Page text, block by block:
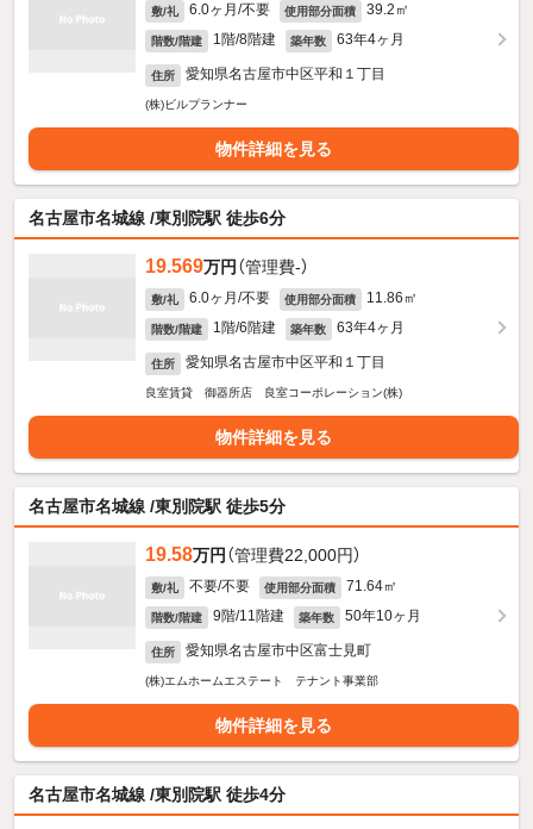
敷/礼 6.0ヶ月/不要 使用部分面積 39.2㎡
階数/階建 1階/8階建 築年数 63年4ヶ月
住所 愛知県名古屋市中区平和１丁目
(株)ビルプランナー
物件詳細を見る
名古屋市名城線 /東別院駅 徒歩6分
19.569万円 （管理費-）
敷/礼 6.0ヶ月/不要 使用部分面積 11.86㎡
階数/階建 1階/6階建 築年数 63年4ヶ月
住所 愛知県名古屋市中区平和１丁目
良室賃貸 御器所店 良室コーポレーション(株)
物件詳細を見る
名古屋市名城線 /東別院駅 徒歩5分
19.58万円 （管理費22,000円）
敷/礼 不要/不要 使用部分面積 71.64㎡
階数/階建 9階/11階建 築年数 50年10ヶ月
住所 愛知県名古屋市中区富士見町
(株)エムホームエステート テナント事業部
物件詳細を見る
名古屋市名城線 /東別院駅 徒歩4分